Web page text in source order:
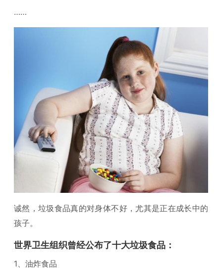
……
诚然，垃圾食品真的对身体不好，尤其是正在成长中的
孩子。
世界卫生组织曾经公布了十大垃圾食品：
1、油炸食品